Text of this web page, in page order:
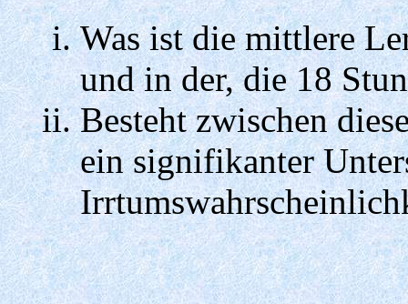
Was ist die mittlere
und in der, die 18
Besteht zwischen
ein signifikanter